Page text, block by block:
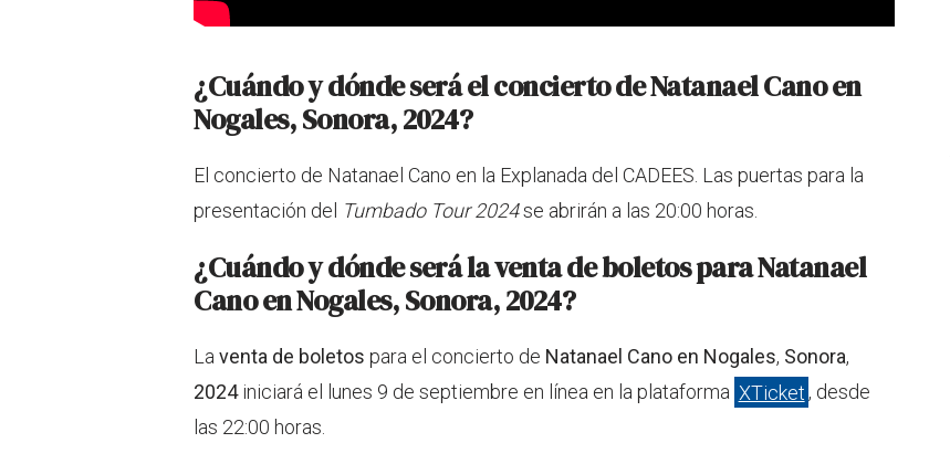
¿Cuándo y dónde será el concierto de Natanael Cano en
Nogales,Sonora, 2024?
El concierto de Natanael Cano en la Explanada del CADEES. Las puertas para la
presentación del Tumbado Tour 2024se abrirán a las 20:00 horas.
¿Cuándo y dónde será la venta de boletos para Natanael
Cano enNogales,Sonora, 2024?
La venta de boletos para el concierto de Natanael Cano en Nogales, Sonora,
2024iniciará el lunes 9 de septiembre en línea en la plataforma XTicket, desde
las 22:00 horas.